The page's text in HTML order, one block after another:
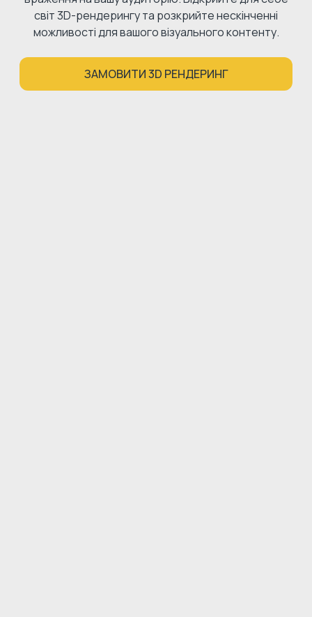
світ 3D-рендерингу та розкрийте нескінченні
можливості для вашого візуального контенту.
ЗАМОВИТИ 3D РЕНДЕРИНГ